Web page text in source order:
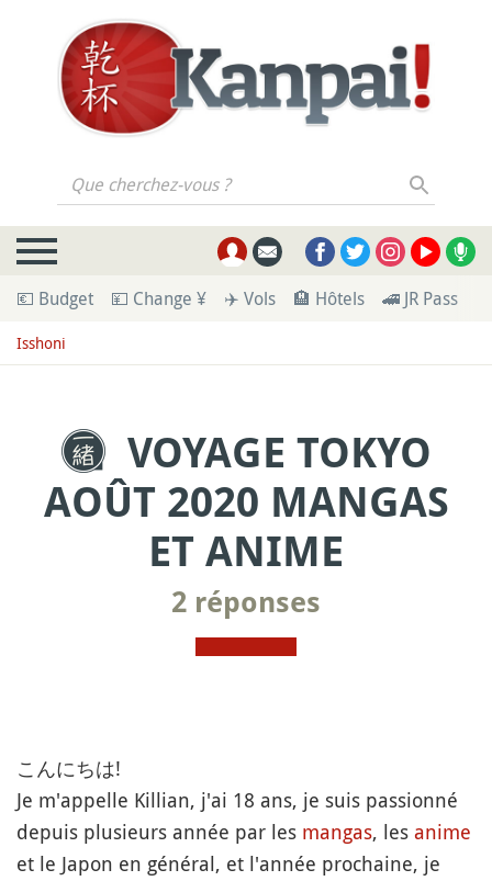
Que cherchez-vous ?
💶 Budget 💴 Change ¥ ✈️ Vols 🏨 Hôtels 🚄 JR Pass
Isshoni
VOYAGE TOKYO
AOÛT 2020 MANGAS
ET ANIME
2 réponses
こんにちは!
Je m'appelle Killian, j'ai 18 ans, je suis passionné
depuis plusieurs année par les mangas, les anime
et le Japon en général, et l'année prochaine, je